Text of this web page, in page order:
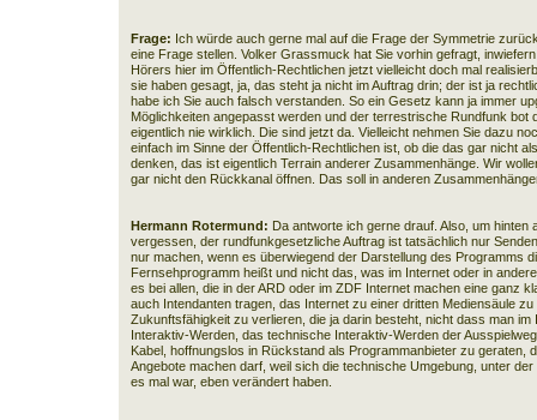
Frage: Ich würde auch gerne mal auf die Frage der Symmetrie
eine Frage stellen. Volker Grassmuck hat Sie vorhin gefragt,
Hörers hier im Öffentlich-Rechtlichen jetzt vielleicht doch mal
sie haben gesagt, ja, das steht ja nicht im Auftrag drin; der ist ja
habe ich Sie auch falsch verstanden. So ein Gesetz kann ja immer
Möglichkeiten angepasst werden und der terrestrische Rundfunk bot
eigentlich nie wirklich. Die sind jetzt da. Vielleicht nehmen Sie dazu
einfach im Sinne der Öffentlich-Rechtlichen ist, ob die das gar nicht
denken, das ist eigentlich Terrain anderer Zusammenhänge. Wir
gar nicht den Rückkanal öffnen. Das soll in anderen
Hermann Rotermund: Da antworte ich gerne drauf. Also, um
vergessen, der rundfunkgesetzliche Auftrag ist tatsächlich nur
nur machen, wenn es überwiegend der Darstellung des Programms
Fernsehprogramm heißt und nicht das, was im Internet oder in
es bei allen, die in der ARD oder im ZDF Internet machen eine ganz
auch Intendanten tragen, das Internet zu einer dritten Mediensäule
Zukunftsfähigkeit zu verlieren, die ja darin besteht, nicht dass man
Interaktiv-Werden, das technische Interaktiv-Werden der
Kabel, hoffnungslos in Rückstand als Programmanbieter zu geraten,
Angebote machen darf, weil sich die technische Umgebung, unter
es mal war, eben verändert haben.